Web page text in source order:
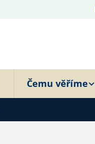
Čemu věříme